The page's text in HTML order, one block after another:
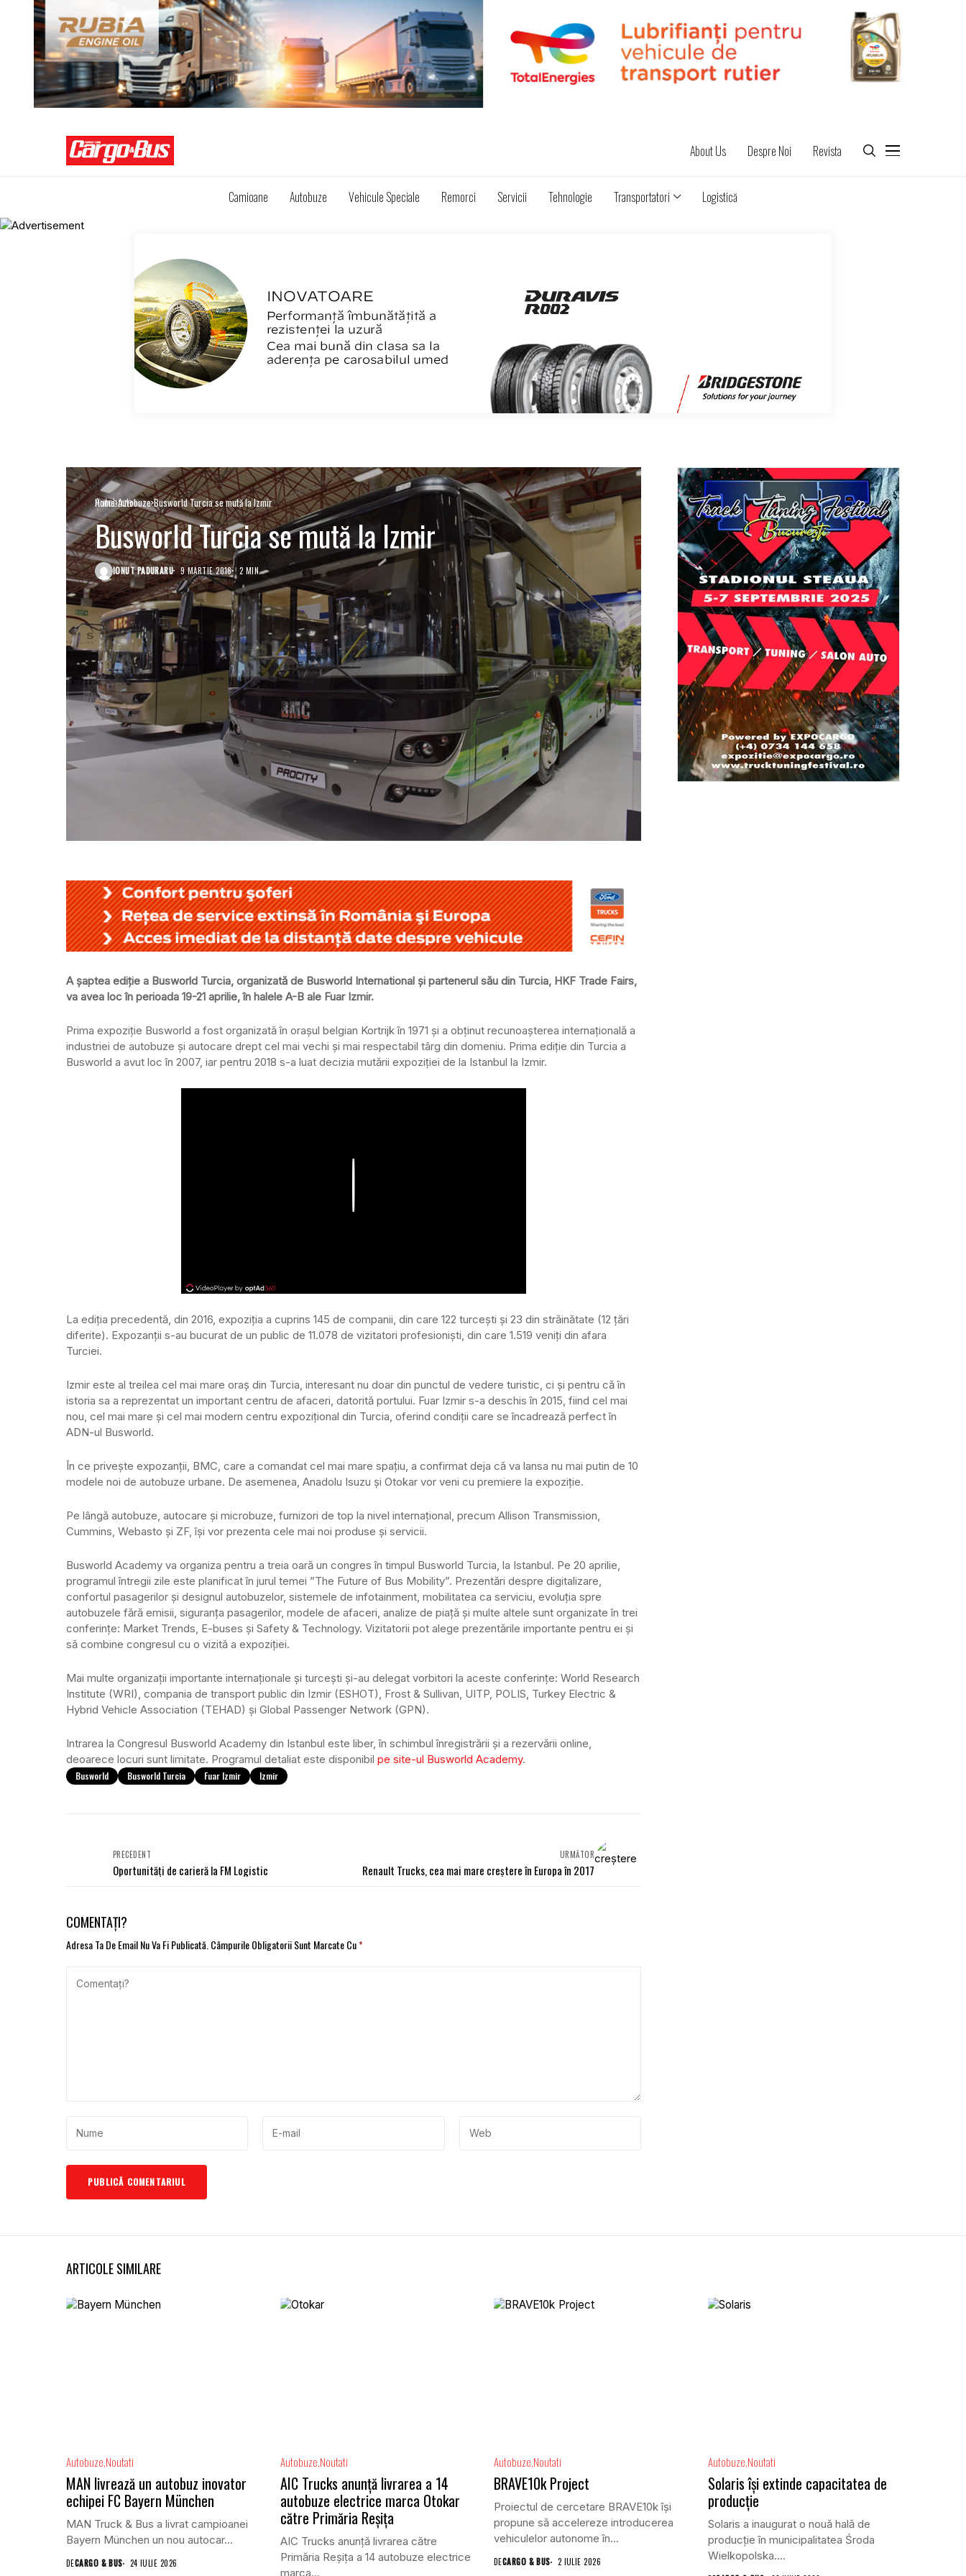
About Us Despre Noi Revista
Camioane Autobuze Vehicule Speciale Remorci Servicii Tehnologie Transportatori Logistică
Home Autobuze Busworld Turcia se mută la Izmir
Autobuze
Busworld Turcia se mută la Izmir
IONUT PADURARU 9 MARTIE 2018 2 MIN.
A șaptea ediție a Busworld Turcia, organizată de Busworld International și partenerul său din Turcia, HKF Trade Fairs,
va avea loc în perioada 19-21 aprilie, în halele A-B ale Fuar Izmir.
Prima expoziție Busworld a fost organizată în orașul belgian Kortrijk în 1971 și a obținut recunoașterea internațională a
industriei de autobuze și autocare drept cel mai vechi și mai respectabil târg din domeniu. Prima ediție din Turcia a
Busworld a avut loc în 2007, iar pentru 2018 s-a luat decizia mutării expoziției de la Istanbul la Izmir.
La ediția precedentă, din 2016, expoziția a cuprins 145 de companii, din care 122 turcești și 23 din străinătate (12 țări
diferite). Expozanții s-au bucurat de un public de 11.078 de vizitatori profesioniști, din care 1.519 veniți din afara
Turciei.
Izmir este al treilea cel mai mare oraș din Turcia, interesant nu doar din punctul de vedere turistic, ci și pentru că în
istoria sa a reprezentat un important centru de afaceri, datorită portului. Fuar Izmir s-a deschis în 2015, fiind cel mai
nou, cel mai mare și cel mai modern centru expozițional din Turcia, oferind condiții care se încadrează perfect în
ADN-ul Busworld.
În ce privește expozanții, BMC, care a comandat cel mai mare spațiu, a confirmat deja că va lansa nu mai putin de 10
modele noi de autobuze urbane. De asemenea, Anadolu Isuzu și Otokar vor veni cu premiere la expoziție.
Pe lângă autobuze, autocare și microbuze, furnizori de top la nivel internațional, precum Allison Transmission,
Cummins, Webasto și ZF, își vor prezenta cele mai noi produse și servicii.
Busworld Academy va organiza pentru a treia oară un congres în timpul Busworld Turcia, la Istanbul. Pe 20 aprilie,
programul întregii zile este planificat în jurul temei ”The Future of Bus Mobility”. Prezentări despre digitalizare,
confortul pasagerilor și designul autobuzelor, sistemele de infotainment, mobilitatea ca serviciu, evoluția spre
autobuzele fără emisii, siguranța pasagerilor, modele de afaceri, analize de piață și multe altele sunt organizate în trei
conferințe: Market Trends, E-buses și Safety & Technology. Vizitatorii pot alege prezentările importante pentru ei și
să combine congresul cu o vizită a expoziției.
Mai multe organizații importante internaționale și turcești și-au delegat vorbitori la aceste conferințe: World Research
Institute (WRI), compania de transport public din Izmir (ESHOT), Frost & Sullivan, UITP, POLIS, Turkey Electric &
Hybrid Vehicle Association (TEHAD) și Global Passenger Network (GPN).
Intrarea la Congresul Busworld Academy din Istanbul este liber, în schimbul înregistrării și a rezervării online,
deoarece locuri sunt limitate. Programul detaliat este disponibil pe site-ul Busworld Academy.
Busworld Busworld Turcia Fuar Izmir Izmir
PRECEDENT
Oportunități de carieră la FM Logistic
URMĂTOR
Renault Trucks, cea mai mare creștere în Europa în 2017
COMENTAȚI?
Adresa Ta De Email Nu Va Fi Publicată. Câmpurile Obligatorii Sunt Marcate Cu*
ARTICOLE SIMILARE
Autobuze Noutati
MAN livrează un autobuz inovator
echipei FC Bayern München
MAN Truck & Bus a livrat campioanei
Bayern München un nou autocar...
DECARGO & BUS 24 IULIE 2026
Autobuze Noutati
AIC Trucks anunță livrarea a 14
autobuze electrice marca Otokar
către Primăria Reșița
AIC Trucks anunță livrarea către
Primăria Reșița a 14 autobuze electrice
marca...
Autobuze Noutati
BRAVE10k Project
Proiectul de cercetare BRAVE10k își
propune să accelereze introducerea
vehiculelor autonome în...
DECARGO & BUS 2 IULIE 2026
Autobuze Noutati
Solaris își extinde capacitatea de
producție
Solaris a inaugurat o nouă hală de
producție în municipalitatea Środa
Wielkopolska....